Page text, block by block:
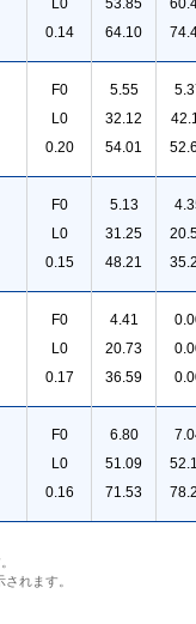
L0
0.14
53.85
64.10
F0
L0
0.20
5.55
32.12
54.01
F0
L0
0.15
5.13
31.25
48.21
F0
L0
0.17
4.41
20.73
36.59
F0
L0
0.16
6.80
51.09
71.53
れます。